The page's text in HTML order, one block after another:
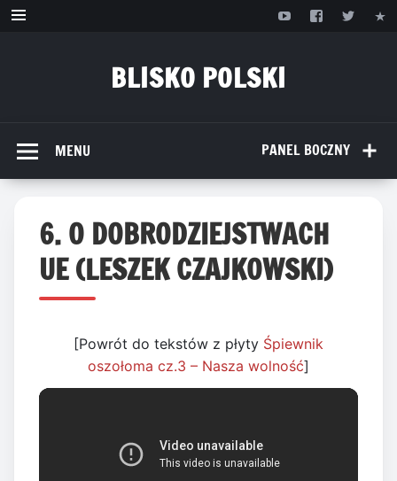
Przejdź
BLISKO POLSKI
PANEL BOCZNY
MENU
6. O DOBRODZIEJSTWACH
UE (LESZEK CZAJKOWSKI)
[Powrót do tekstów z płyty Śpiewnik
oszołoma cz.3 – Nasza wolność]